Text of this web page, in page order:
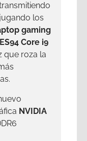
los
gaming
Core i9
que roza la
NVIDIA